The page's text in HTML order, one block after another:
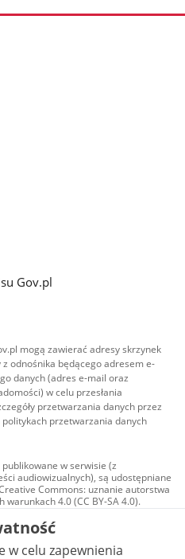
Gov.pl
mogą zawierać adresy skrzynek
odnośnika będącego adresem e-
danych (adres e-mail oraz
w celu przesłania
przetwarzania danych przez
przetwarzania danych
w serwisie (z
audiowizualnych), są udostępniane
Commons: uznanie autorstwa
warunkach 4.0 (CC BY-SA 4.0).
w tym zdjęcia, materiały
udostępniane na licencji typu
uznanie autorstwa użycie
utworów zależnych 4.0 (CC BY-
w celu zapewnienia